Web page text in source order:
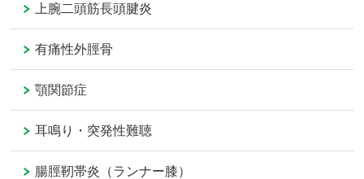
上腕二頭筋長頭腱炎
有痛性外脛骨
顎関節症
耳鳴り・突発性難聴
腸脛靭帯炎（ランナー膝）